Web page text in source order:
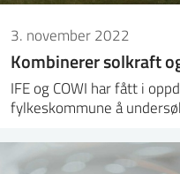
3. november 2022
Kombinerer solkraft
IFE og COWI har fått i
fylkeskommune å